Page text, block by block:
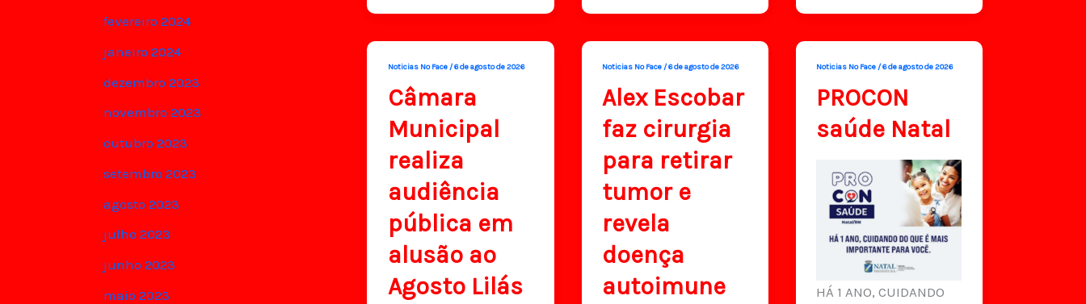
fevereiro 2024
janeiro 2024
dezembro 2023
novembro 2023
outubro 2023
setembro 2023
agosto 2023
julho 2023
junho 2023
maio 2023
Noticias No Face /6 de agosto de 2026
Câmara
Municipal
realiza
audiência
pública em
alusão ao
Agosto Lilás
Noticias No Face /6 de agosto de 2026
Alex Escobar
faz cirurgia
para retirar
tumor e
revela
doença
autoimune
Noticias No Face /6 de agosto de 2026
PROCON
saúde Natal
HÁ 1 ANO, CUIDANDO